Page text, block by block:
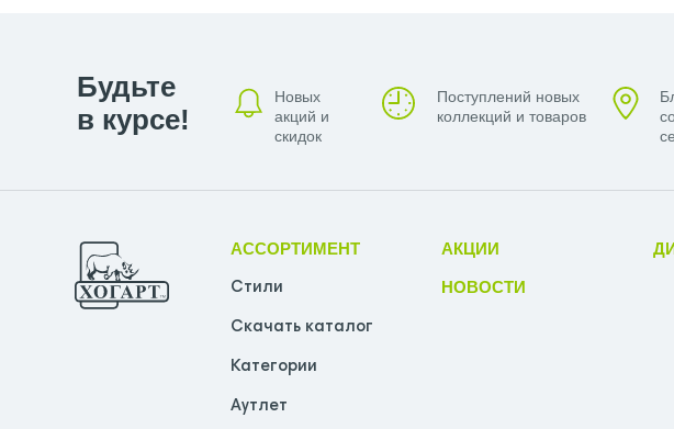
ПОЛОТЕНЦЕСУШИТЕЛЬ СУНЕРЖА САТИН
ПРАВЫЕ ЭЛЕКТРИЧЕСКИЕ ПОЛОТЕНЦЕСУШИТЕЛИ
ЧЕРНЫЕ ВОДЯНЫЕ ПОЛОТЕНЦЕСУШИТЕЛИ СУНЕРЖА
ЧЕРНЫЕ МАТОВЫЕ ПОЛОТЕНЦЕСУШИТЕЛИ СУНЕРЖА
Будьте
в курсе!
Новых
акций и
скидок
Поступлений новых
коллекций и товаров
АССОРТИМЕНТ
Стили
Скачать каталог
Категории
Аутлет
АКЦИИ
НОВОСТИ